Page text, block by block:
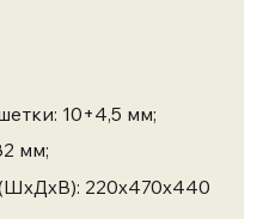
10+4,5 мм;
мм;
220х470х440